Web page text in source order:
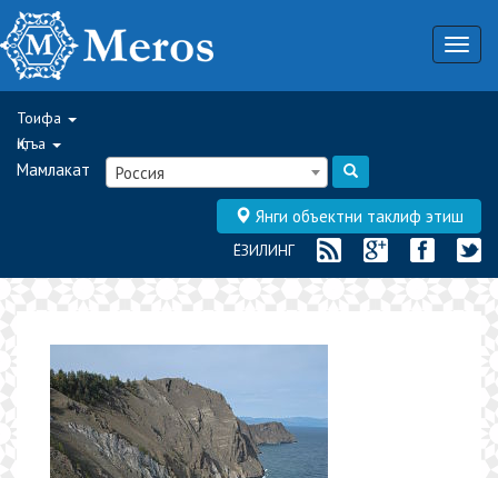
Тоифа
Қитъа
Мамлакат Россия
Янги объектни таклиф этиш
ЁЗИЛИНГ